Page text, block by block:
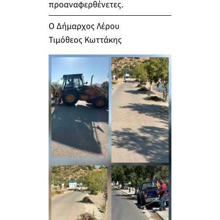
προαναφερθένετες.
Ο Δήμαρχος Λέρου
Τιμόθεος Κωττάκης